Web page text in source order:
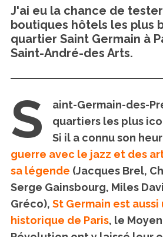
J'ai eu la chance de
boutiques hôtels les plus
quartier Saint Germain à
Saint-André-des Arts.
S
aint-Germain-des-
quartiers les plus
Si il a connu son
guerre avec le jazz et des
sa légende (Jacques Brel,
Serge Gainsbourg, Miles
Gréco), St Germain est
historique de Paris, le